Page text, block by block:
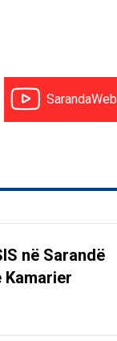
SarandaWeb
në Sarandë
Kamarier